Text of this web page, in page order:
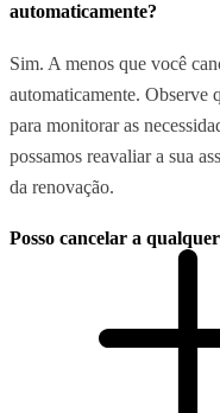
automaticamente?
Sim. A menos que você
automaticamente. Observe
para monitorar as
possamos reavaliar a sua
da renovação.
Posso cancelar a